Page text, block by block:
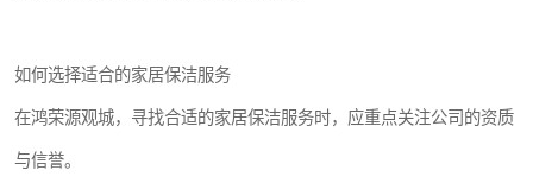
如何选择适合的家居保洁服务
在鸿荣源观城，寻找合适的家居保洁服务时，应重点关注公司的资质
与信誉。